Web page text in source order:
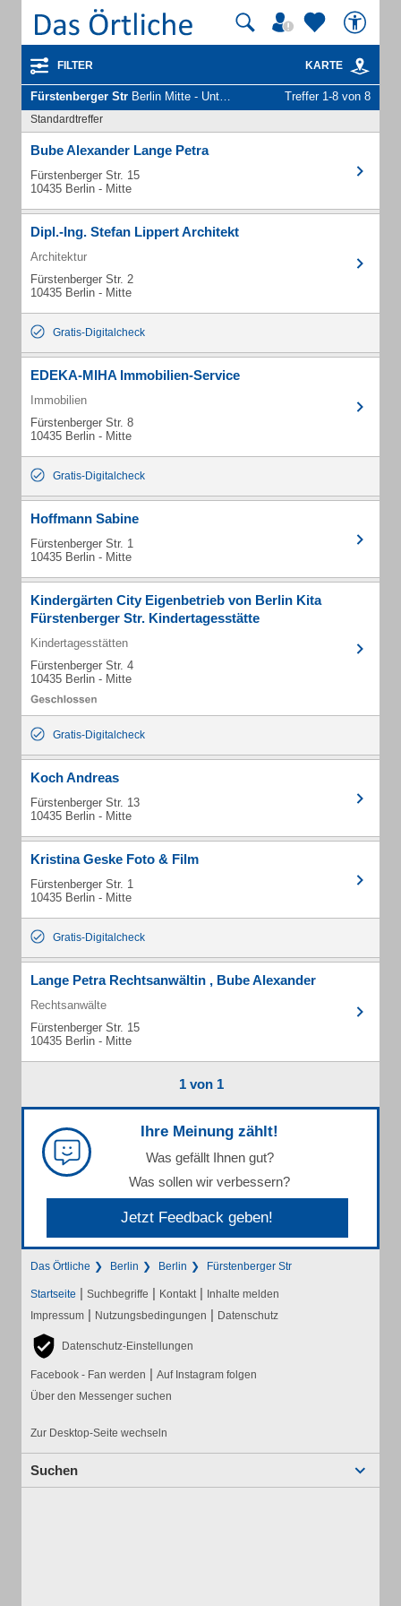
FILTER KARTE
Fürstenberger Str Berlin Mitte - Unternehmen und Personen Treffer 1-8 von 8
Standardtreffer
Bube Alexander Lange Petra
Fürstenberger Str. 15
10435 Berlin - Mitte
Dipl.-Ing. Stefan Lippert Architekt
Architektur
Fürstenberger Str. 2
10435 Berlin - Mitte
Gratis-Digitalcheck
EDEKA-MIHA Immobilien-Service
Immobilien
Fürstenberger Str. 8
10435 Berlin - Mitte
Gratis-Digitalcheck
Hoffmann Sabine
Fürstenberger Str. 1
10435 Berlin - Mitte
Kindergärten City Eigenbetrieb von Berlin Kita
Fürstenberger Str. Kindertagesstätte
Kindertagesstätten
Fürstenberger Str. 4
10435 Berlin - Mitte
Gratis-Digitalcheck
Koch Andreas
Fürstenberger Str. 13
10435 Berlin - Mitte
Kristina Geske Foto & Film
Fürstenberger Str. 1
10435 Berlin - Mitte
Gratis-Digitalcheck
Lange Petra Rechtsanwältin , Bube Alexander
Rechtsanwälte
Fürstenberger Str. 15
10435 Berlin - Mitte
1 von 1
Ihre Meinung zählt!
Was gefällt Ihnen gut?
Was sollen wir verbessern?
Jetzt Feedback geben!
Das Örtliche Berlin Berlin Fürstenberger Str
Startseite | Suchbegriffe | Kontakt | Inhalte melden
Impressum | Nutzungsbedingungen | Datenschutz
Datenschutz-Einstellungen
Facebook - Fan werden | Auf Instagram folgen
Über den Messenger suchen
Zur Desktop-Seite wechseln
Suchen